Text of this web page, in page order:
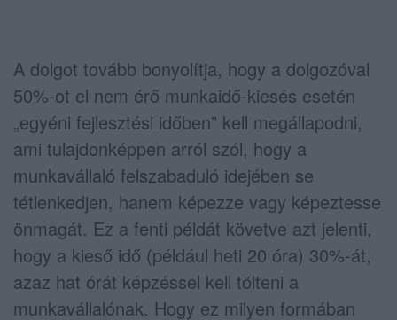
A dolgot tovább bonyolítja, hogy a dolgozóval
50%-ot el nem érő munkaidő-kiesés esetén
„egyéni fejlesztési időben” kell megállapodni,
ami tulajdonképpen arról szól, hogy a
munkavállaló felszabaduló idejében se
tétlenkedjen, hanem képezze vagy képeztesse
önmagát. Ez a fenti példát követve azt jelenti,
hogy a kieső idő (például heti 20 óra) 30%-át,
azaz hat órát képzéssel kell tölteni a
munkavállalónak. Hogy ez milyen formában